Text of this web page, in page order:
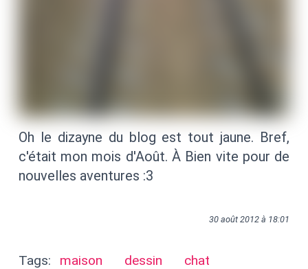
Oh le dizayne du blog est tout jaune. Bref,
c'était mon mois d'Août. À Bien vite pour de
nouvelles aventures :3
30 août 2012 à 18:01
Tags: maison dessin chat